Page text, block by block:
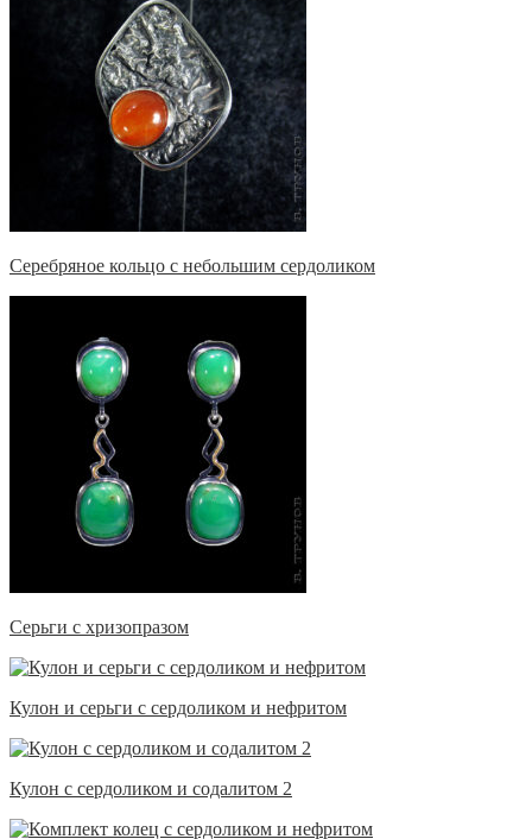
Серебряное кольцо с небольшим сердоликом
Серьги с хризопразом
Кулон и серьги с сердоликом и нефритом
Кулон с сердоликом и содалитом 2